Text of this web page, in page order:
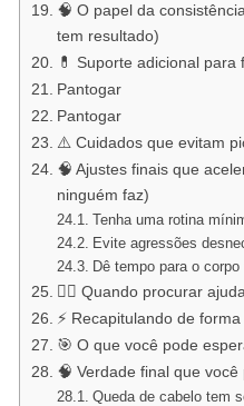
🧠 O papel da
tem resultado)
💊 Suporte adicional para
Pantogar
Pantogar
⚠️ Cuidados que evitam
🧠 Ajustes finais que
ninguém faz)
Tenha uma rotina
Evite agressões
Dê tempo para o corpo
👨‍⚕️ Quando procurar
⚡ Recapitulando de
🎯 O que você pode
🧠 Verdade final que
Queda de cabelo tem